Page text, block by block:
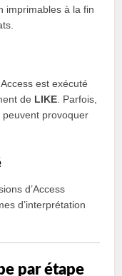
imprimables à la fin
est exécuté
de LIKE . Parfois,
provoquer
d’Access
d’interprétation
par étape